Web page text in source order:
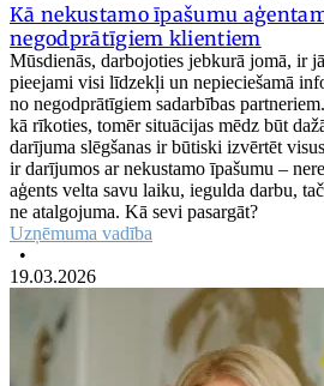
Kā nekustamo īpašumu
negodprātīgiem klientiem
Mūsdienās, darbojoties jebkurā jomā, ir
pieejami visi līdzekļi un nepieciešamā
no negodprātīgiem sadarbības
kā rīkoties, tomēr situācijas mēdz būt
darījuma slēgšanas ir būtiski izvērtēt
ir darījumos ar nekustamo īpašumu –
aģents velta savu laiku, iegulda darbu,
ne atalgojuma. Kā sevi pasargāt?
Uzņēmuma vadība
•
19.03.2026